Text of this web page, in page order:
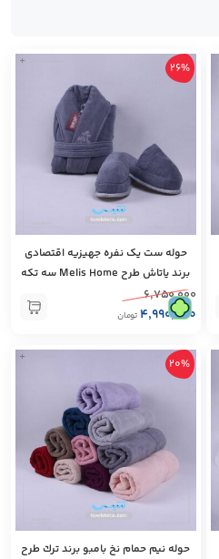
+ 26%
حوله ست یک نفره جهیزيه اقتصادی
برند ياتاش طرح Melis Home سه تكه
۶,۷۵۰,۰۰۰
۴,۹۹۰,۰۰۰ تومان
+ 20%
حوله نيم حمام نخ بامبو برند ترك طرح